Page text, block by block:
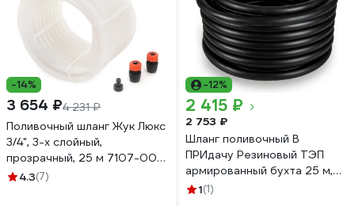
-14%
3 654 ₽4 231 ₽
Поливочный шланг Жук Люкс
3/4", 3-х слойный,
прозрачный, 25 м 7107-00
4630035337107
4.3(7)
-12%
2 415 ₽
2 753 ₽
Шланг поливочный В
ПРИдачу Резиновый ТЭП
армированный бухта 25 м,
диаметр 19 мм 3/4 1201580
1(1)